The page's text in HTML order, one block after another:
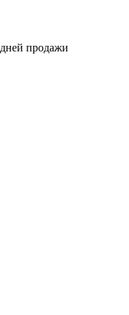
продажи